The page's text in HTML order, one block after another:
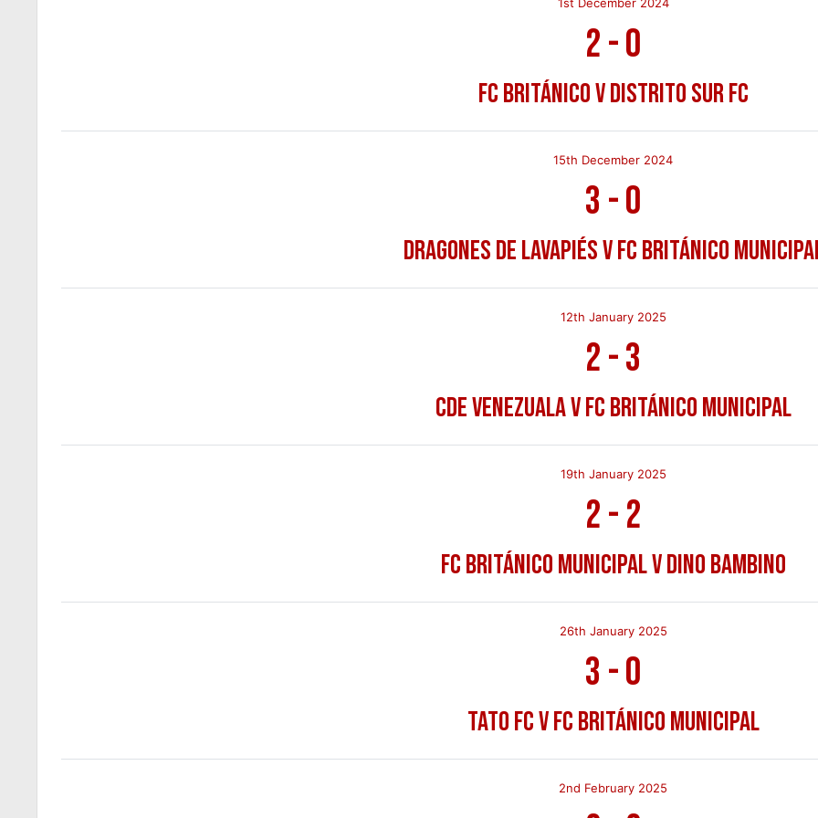
2-0
FC Británico v Distrito Sur FC
15th December 2024
3 -0
Dragones de Lavapiés v FC Británico
12th January 2025
2-3
CDE Venezuala v FC Británico Municipal
19th January 2025
2-2
FC Británico Municipal v Dino Bambino
26th January 2025
3 -0
Tato FC v FC Británico Municipal
2nd February 2025